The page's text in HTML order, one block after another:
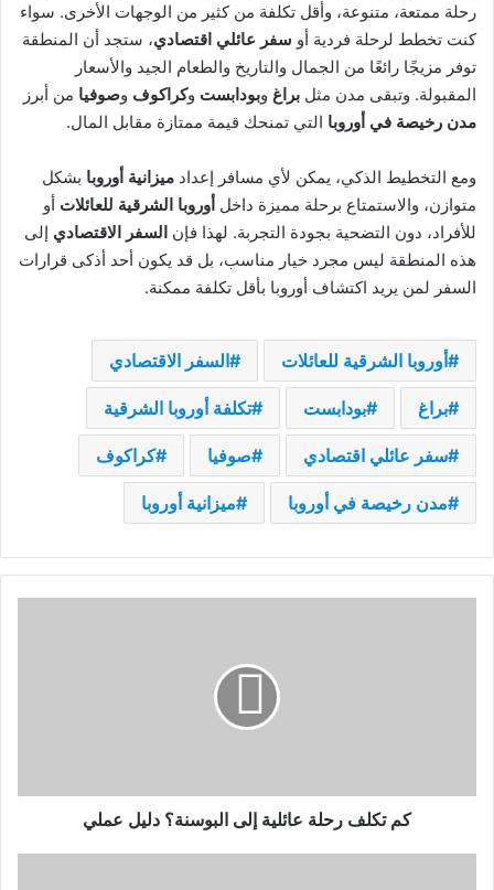
رحلة ممتعة، متنوعة، وأقل تكلفة من كثير من الوجهات الأخرى. سواء
كنت تخطط لرحلة فردية أو سفر عائلي اقتصادي، ستجد أن المنطقة
توفر مزيجًا رائعًا من الجمال والتاريخ والطعام الجيد والأسعار
المقبولة. وتبقى مدن مثل براغ وبودابست وكراكوف وصوفيا من أبرز
مدن رخيصة في أوروبا التي تمنحك قيمة ممتازة مقابل المال.
ومع التخطيط الذكي، يمكن لأي مسافر إعداد ميزانية أوروبا بشكل
متوازن، والاستمتاع برحلة مميزة داخل أوروبا الشرقية للعائلات أو
للأفراد، دون التضحية بجودة التجربة. لهذا فإن السفر الاقتصادي إلى
هذه المنطقة ليس مجرد خيار مناسب، بل قد يكون أحد أذكى قرارات
السفر لمن يريد اكتشاف أوروبا بأقل تكلفة ممكنة.
أوروبا الشرقية للعائلات السفر الاقتصادي
براغ بودابست تكلفة أوروبا الشرقية
سفر عائلي اقتصادي صوفيا كراكوف
مدن رخيصة في أوروبا ميزانية أوروبا
كم تكلف رحلة عائلية إلى البوسنة؟ دليل عملي